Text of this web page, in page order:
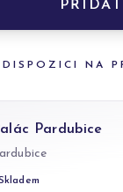
NA
Pardubice